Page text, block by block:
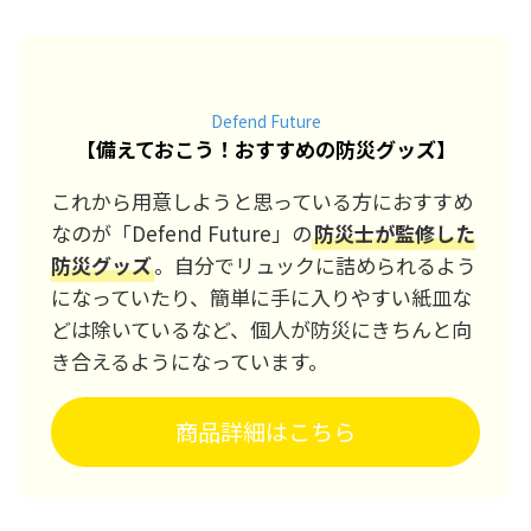
Defend Future
【備えておこう！おすすめの防災グッズ】
これから用意しようと思っている方におすすめ
なのが「Defend Future」の防災士が監修した
防災グッズ。自分でリュックに詰められるよう
になっていたり、簡単に手に入りやすい紙皿な
どは除いているなど、個人が防災にきちんと向
き合えるようになっています。
商品詳細はこちら